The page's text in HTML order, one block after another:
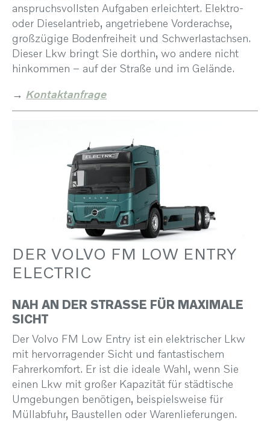
anspruchsvollsten Aufgaben erleichtert. Elektro-
oder Dieselantrieb, angetriebene Vorderachse,
großzügige Bodenfreiheit und Schwerlastachsen.
Dieser Lkw bringt Sie dorthin, wo andere nicht
hinkommen – auf der Straße und im Gelände.
→ Kontaktanfrage
DER VOLVO FM LOW ENTRY
ELECTRIC
NAH AN DER STRASSE FÜR MAXIMALE S
ICHT
Der Volvo FM Low Entry ist ein elektrischer Lkw
mit hervorragender Sicht und fantastischem
Fahrerkomfort. Er ist die ideale Wahl, wenn Sie
einen Lkw mit großer Kapazität für städtische
Umgebungen benötigen, beispielsweise für
Müllabfuhr, Baustellen oder Warenlieferungen.